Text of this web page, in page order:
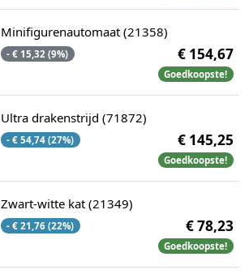
Minifigurenautomaat (21358)
- € 15,32 (9%) € 154,67
Goedkoopste!
Ultra drakenstrijd (71872)
- € 54,74 (27%) € 145,25
Goedkoopste!
Zwart-witte kat (21349)
- € 21,76 (22%) € 78,23
Goedkoopste!